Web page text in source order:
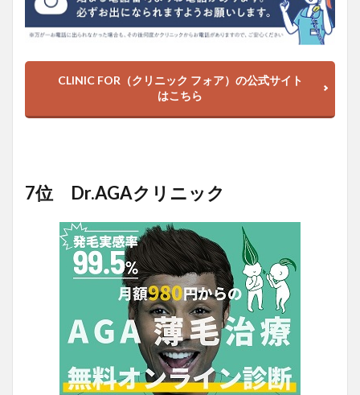
CLINIC FOR（クリニック フォア）の公式サイト
はこちら
7位 Dr.AGAクリニック